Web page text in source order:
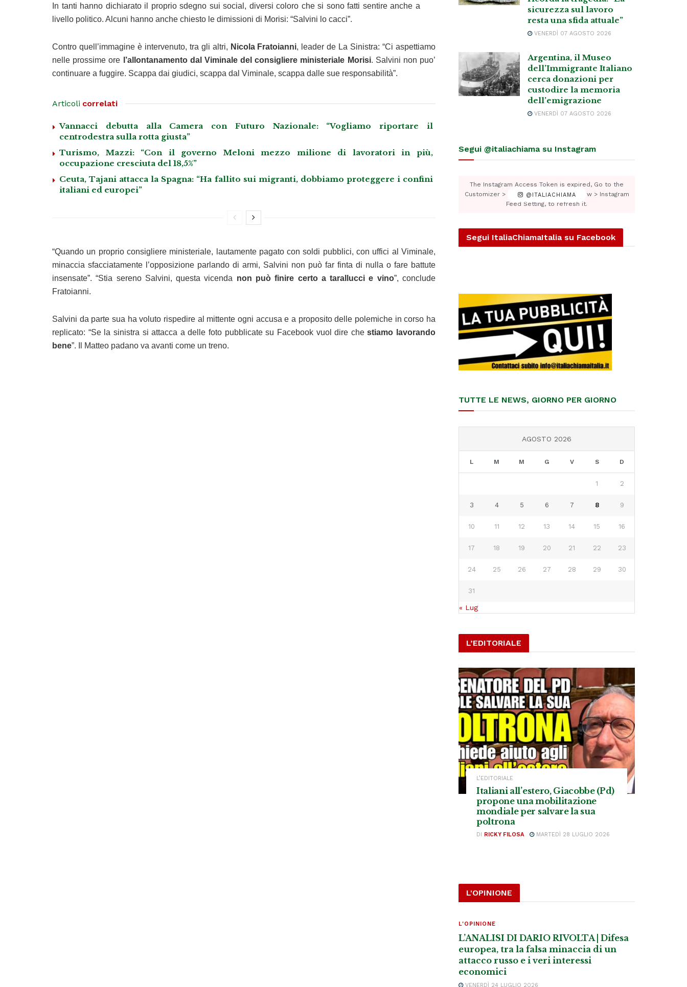
In tanti hanno dichiarato il proprio sdegno sui social, diversi coloro che si sono fatti sentire anche a
livello politico. Alcuni hanno anche chiesto le dimissioni di Morisi: “Salvini lo cacci”.
Contro quell’immagine è intervenuto, tra gli altri, Nicola Fratoianni, leader de La Sinistra: “Ci aspettiamo
nelle prossime ore l’allontanamento dal Viminale del consigliere ministeriale Morisi. Salvini non puo’
continuare a fuggire. Scappa dai giudici, scappa dal Viminale, scappa dalle sue responsabilità”.
Articoli correlati
Vannacci debutta alla Camera con Futuro Nazionale: “Vogliamo riportare il
centrodestra sulla rotta giusta”
Turismo, Mazzi: “Con il governo Meloni mezzo milione di lavoratori in più,
occupazione cresciuta del 18,5%”
Ceuta, Tajani attacca la Spagna: “Ha fallito sui migranti, dobbiamo proteggere i confini
italiani ed europei”
“Quando un proprio consigliere ministeriale, lautamente pagato con soldi pubblici, con uffici al Viminale,
minaccia sfacciatamente l’opposizione parlando di armi, Salvini non può far finta di nulla o fare battute
insensate”. “Stia sereno Salvini, questa vicenda non può finire certo a tarallucci e vino”, conclude
Fratoianni.
Salvini da parte sua ha voluto rispedire al mittente ogni accusa e a proposito delle polemiche in corso ha
replicato: “Se la sinistra si attacca a delle foto pubblicate su Facebook vuol dire chestiamo lavorando
bene”. Il Matteo padano va avanti come un treno.
sicurezza sul lavoro
resta una sfida attuale”
VENERDÌ 07 AGOSTO 2026
Argentina, il Museo
dell’Immigrante Italiano
cerca donazioni per
custodire la memoria
dell’emigrazione
VENERDÌ 07 AGOSTO 2026
Segui @italiachiama su Instagram
@ITALIACHIAMA
The Instagram Access Token is expired, Go to the
Customizer > JNews : Social, Like & View > Instagram
Feed Setting, to refresh it.
Segui ItaliaChiamaItalia su Facebook
TUTTE LE NEWS, GIORNO PER GIORNO
AGOSTO 2026
L M M G V S D
1 2
3 4 5 6 7 8 9
10 11 12 13 14 15 16
17 18 19 20 21 22 23
24 25 26 27 28 29 30
31
« Lug
L’EDITORIALE
L’EDITORIALE
Italiani all’estero, Giacobbe (Pd)
propone una mobilitazione
mondiale per salvare la sua
poltrona
DI RICKY FILOSA MARTEDÌ 28 LUGLIO 2026
L'OPINIONE
L'OPINIONE
L’ANALISI DI DARIO RIVOLTA | Difesa
europea, tra la falsa minaccia di un
attacco russo e i veri interessi
economici
VENERDÌ 24 LUGLIO 2026